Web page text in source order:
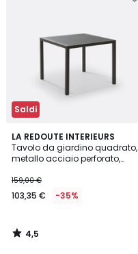
Saldi
LA REDOUTE INTERIEURS
Tavolo da giardino quadrato,
metallo acciaio perforato,
159,00 €
103,35 € -35%
4,5
/ 5
4,5
/